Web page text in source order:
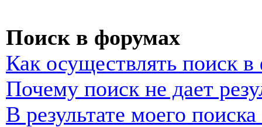
Поиск в форумах
Как осуществлять поиск
Почему поиск не дает
В результате моего